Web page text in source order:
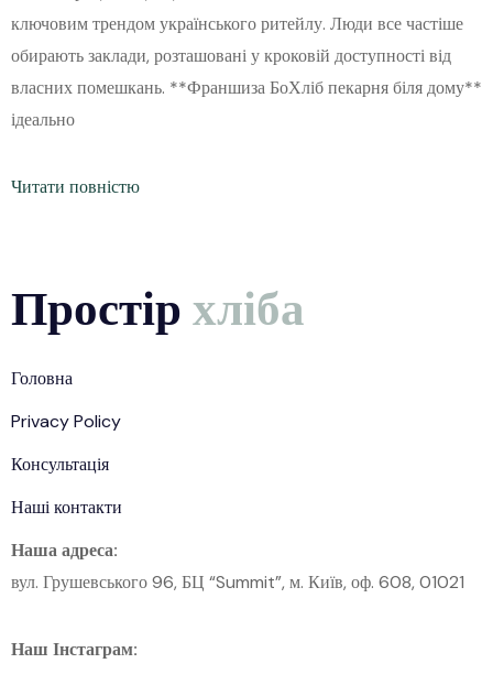
ключовим трендом українського ритейлу. Люди все частіше
обирають заклади, розташовані у кроковій доступності від
власних помешкань. **Франшиза БоХліб пекарня біля дому**
ідеально
Читати повністю
Простір хліба
Головна
Privacy Policy
Консультація
Наші контакти
Наша адреса:
вул. Грушевського 96, БЦ “Summit”, м. Київ, оф. 608, 01021
Наш Інстаграм: